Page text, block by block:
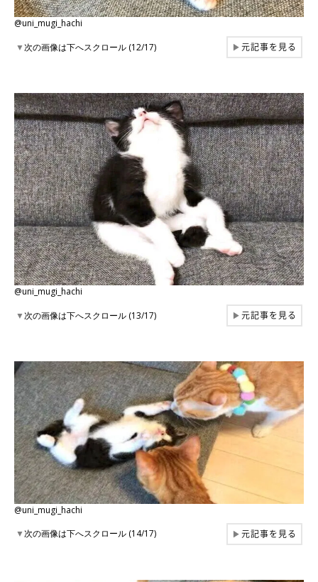
@uni_mugi_hachi
▼次の画像は下へスクロール (12/17) ▶元記事を見る
@uni_mugi_hachi
▼次の画像は下へスクロール (13/17) ▶元記事を見る
@uni_mugi_hachi
▼次の画像は下へスクロール (14/17) ▶元記事を見る